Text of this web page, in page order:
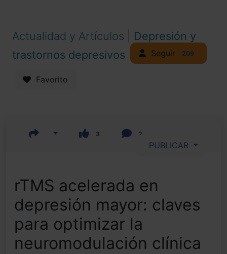
Actualidad y Artículos
Depresión y
trastornos depresivos
Seguir 209
Favorito
3 2
PUBLICAR
rTMS acelerada en
depresión mayor: claves
para optimizar la
neuromodulación clínica